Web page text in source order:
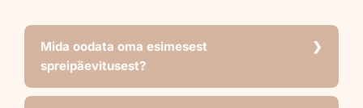
Mida oodata oma esimesest
spreipäevitusest?